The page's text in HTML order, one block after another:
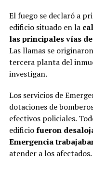
El fuego se declaró a
edificio situado en la
las principales vías
Las llamas se
tercera planta del
investigan.
Los servicios de
dotaciones de
efectivos policiales.
edificiofueron
Emergencia
atender a los afectados.